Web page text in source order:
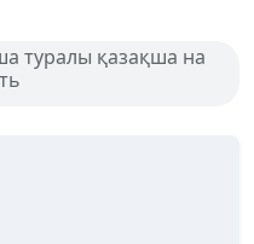
туралы қазақша на